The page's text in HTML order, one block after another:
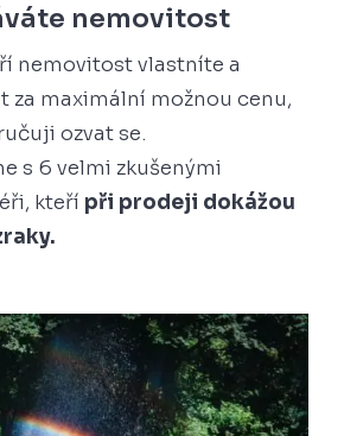
nemovitost
nemovitost vlastníte a
za maximální možnou cenu,
ozvat se.
s 6 velmi zkušenými
kteří při prodeji dokážou